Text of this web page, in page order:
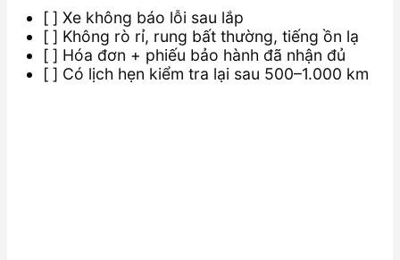
[ ] Xe không báo lỗi sau lắp
[ ] Không rò rỉ, rung bất thường, tiếng ồn lạ
[ ] Hóa đơn + phiếu bảo hành đã nhận đủ
[ ] Có lịch hẹn kiểm tra lại sau 500–1.000 km